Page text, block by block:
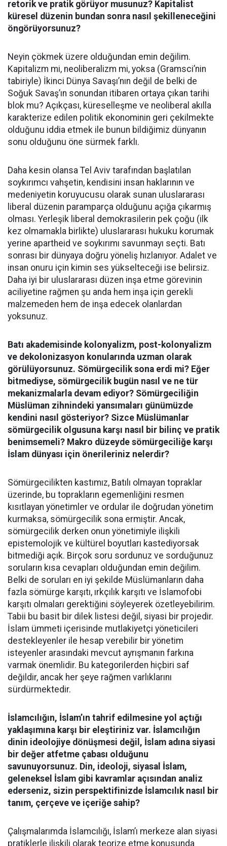
retorik ve pratik görüyor musunuz? Kapitalist
küresel düzenin bundan sonra nasıl şekilleneceğini
öngörüyorsunuz?
Neyin çökmek üzere olduğundan emin değilim.
Kapitalizm mi, neoliberalizm mi, yoksa (Gramsci’nin
tabiriyle) İkinci Dünya Savaşı’nın değil de belki de
Soğuk Savaş’ın sonundan itibaren ortaya çıkan tarihi
blok mu? Açıkçası, küreselleşme ve neoliberal akılla
karakterize edilen politik ekonominin geri çekilmekte
olduğunu iddia etmek ile bunun bildiğimiz dünyanın
sonu olduğunu öne sürmek farklı.
Daha kesin olansa Tel Aviv tarafından başlatılan
soykırımcı vahşetin, kendisini insan haklarının ve
medeniyetin koruyucusu olarak sunan uluslararası
liberal düzenin paramparça olduğunu açığa çıkarmış
olması. Yerleşik liberal demokrasilerin pek çoğu (ilk
kez olmamakla birlikte) uluslararası hukuku korumak
yerine apartheid ve soykırımı savunmayı seçti. Batı
sonrası bir dünyaya doğru yöneliş hızlanıyor. Adalet ve
insan onuru için kimin ses yükselteceği ise belirsiz.
Daha iyi bir uluslararası düzen inşa etme görevinin
aciliyetine rağmen şu anda hem inşa için gerekli
malzemeden hem de inşa edecek olanlardan
yoksunuz.
Batı akademisinde kolonyalizm, post-kolonyalizm
ve dekolonizasyon konularında uzman olarak
görülüyorsunuz. Sömürgecilik sona erdi mi? Eğer
bitmediyse, sömürgecilik bugün nasıl ve ne tür
mekanizmalarla devam ediyor? Sömürgeciliğin
Müslüman zihnindeki yansımaları günümüzde
kendini nasıl gösteriyor? Sizce Müslümanlar
sömürgecilik olgusuna karşı nasıl bir bilinç ve pratik
benimsemeli? Makro düzeyde sömürgeciliğe karşı
İslam dünyası için önerileriniz nelerdir?
Sömürgecilikten kastımız, Batılı olmayan topraklar
üzerinde, bu toprakların egemenliğini resmen
kısıtlayan yönetimler ve ordular ile doğrudan yönetim
kurmaksa, sömürgecilik sona ermiştir. Ancak,
sömürgecilik derken onun yönetimiyle ilişkili
epistemolojik ve kültürel boyutları kastediyorsak
bitmediği açık. Birçok soru sordunuz ve sorduğunuz
soruların kısa cevapları olduğundan emin değilim.
Belki de soruları en iyi şekilde Müslümanların daha
fazla sömürge karşıtı, ırkçılık karşıtı ve İslamofobi
karşıtı olmaları gerektiğini söyleyerek özetleyebilirim.
Tabii bu basit bir dilek listesi değil, siyasi bir projedir.
İslam ümmeti içerisinde mutlakiyetçi yöneticileri
destekleyenler ile hesap verebilir bir yönetim
isteyenler arasındaki mevcut ayrışmanın farkına
varmak önemlidir. Bu kategorilerden hiçbiri saf
değildir, ancak her şeye rağmen varlıklarını
sürdürmektedir.
İslamcılığın, İslam’ın tahrif edilmesine yol açtığı
yaklaşımına karşı bir eleştiriniz var. İslamcılığın
dinin ideolojiye dönüşmesi değil, İslam adına siyasi
bir değer atfetme çabası olduğunu
savunuyorsunuz. Din, ideoloji, siyasal İslam,
geleneksel İslam gibi kavramlar açısından analiz
ederseniz, sizin perspektifinizde İslamcılık nasıl bir
tanım, çerçeve ve içeriğe sahip?
Çalışmalarımda İslamcılığı, İslam’ı merkeze alan siyasi
pratiklerle ilişkili olarak teorize etme konusunda